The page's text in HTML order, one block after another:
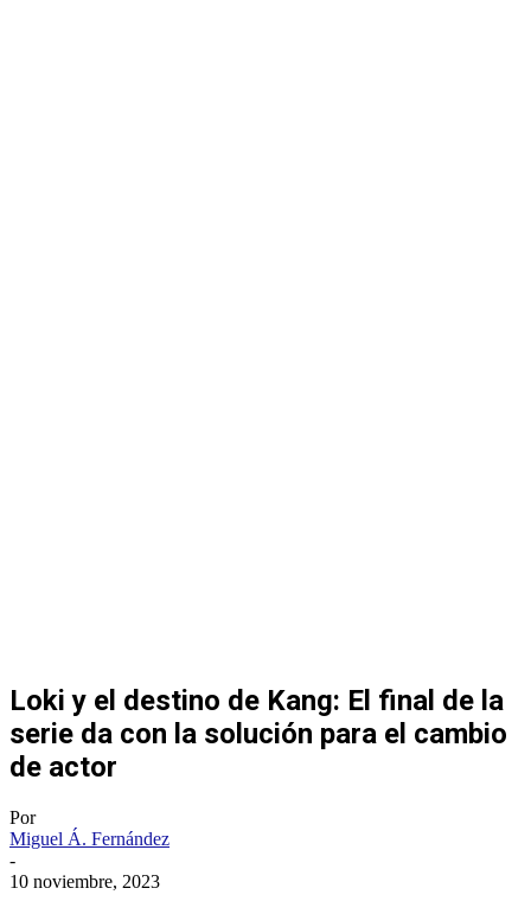
Loki y el destino de Kang: El final de la
serie da con la solución para el cambio
de actor
Por
Miguel Á. Fernández
-
10 noviembre, 2023